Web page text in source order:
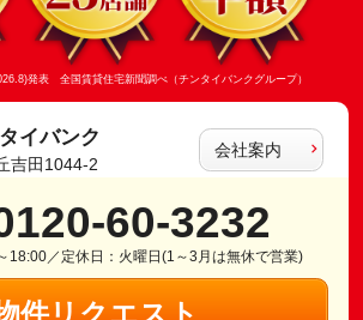
発表 全国賃貸住宅新聞調べ（チンタイバンクグループ）
イバンク
吉田1044-2
会社案内
60-3232
18:00／定休日：火曜日(1～3月は無休で営業)
件リクエスト